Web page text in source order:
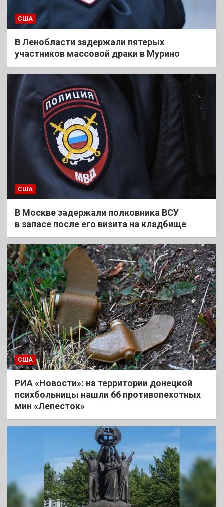
США
В Ленобласти задержали пятерых
участников массовой драки в Мурино
США
В Москве задержали полковника ВСУ
в запасе после его визита на кладбище
США
РИА «Новости»: на территории донецкой
психбольницы нашли 66 противопехотных
мин «Лепесток»